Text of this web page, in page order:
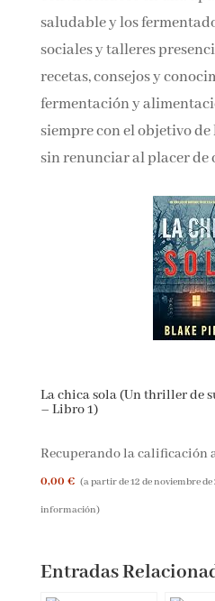
impacto de la nutrición en
convirtiéndose en una
saludable y los
sociales y talleres
recetas, consejos y
fermentación y
sin renunciar al placer de
Dark – Libro 1)
Recuperando la calificación